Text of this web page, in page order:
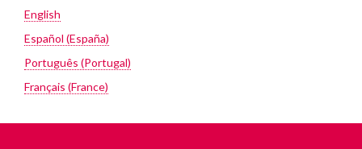
English
Español (España)
Português (Portugal)
Français (France)